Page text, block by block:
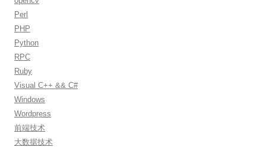
Perl
PHP
Python
RPC
Ruby
Visual C++ && C#
Windows
Wordpress
前端技术
大数据技术